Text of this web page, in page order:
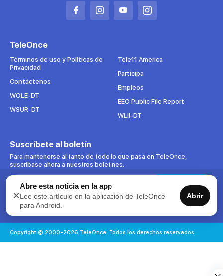
Abrir
pestaña
Abrir
pestaña
Abrir
pestaña
Abrir
pestaña
TeleOnce
Términos de uso y Políticas de
Privacidad
Contáctenos
WOLE-DT
WSUR-DT
Tele11 America
Participa
Empleos
EEO Public File Report
WLII-DT
Suscríbete al boletín
Para mantenerse al tanto de todo lo que pasa en TeleOnce,
suscríbase ahora a nuestros boletines.
Search: Suscribirse
Acepto uso de datos
Copyright © 2000-2026 TeleOnce. Todos los derechos reservados.
×
Abre esta noticia en la app
Lee este artículo en la aplicación de TeleOnce
para Android.
Abrir